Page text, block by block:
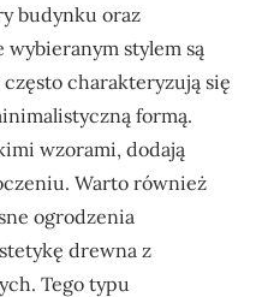
budynku oraz
stylem są
charakteryzują się
formą.
wzorami, dodają
Warto również
ogrodzenia
drewna z
Tego typu